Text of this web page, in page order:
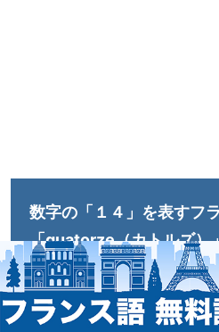
数字の「１４」を表すフ
「quatorze（カトルズ）
ここでは数字の「１４」を表すフ
「quatorze（カトルズ）」につい